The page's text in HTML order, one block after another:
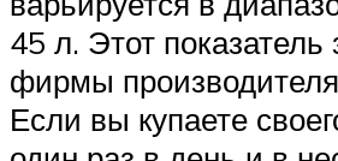
45 л. Этот показатель
фирмы
Если вы купаете